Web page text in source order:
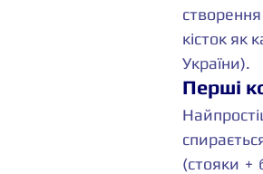
кісток як
України).
Перші
(стояки +